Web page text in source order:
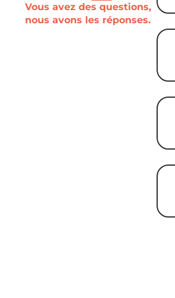
Vous avez des questions,
nous avons les réponses.